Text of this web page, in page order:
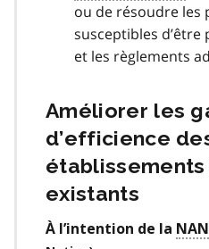
ou de résoudre les
susceptibles d’être
et les règlements
Améliorer les
d’efficience
existants
À l’intention de la NAN